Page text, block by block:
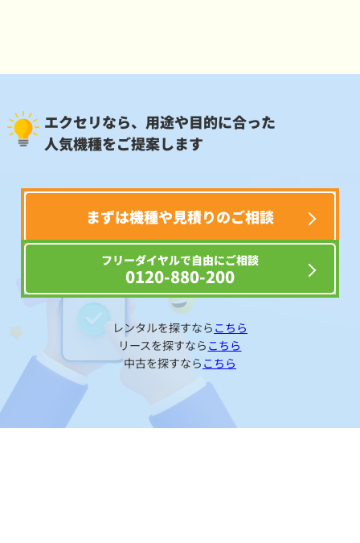
エクセリなら、用途や目的に合った
人気機種をご提案します
まずは機種や見積りのご相談
フリーダイヤルで自由にご相談
0120-880-200
レンタルを探すなら こちら
リースを探すなら こちら
中古を探すなら こちら